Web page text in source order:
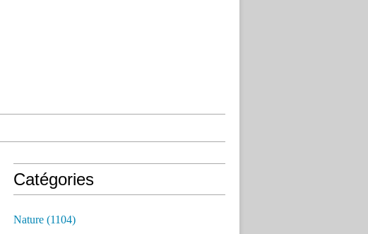
Catégories
Nature (1104)